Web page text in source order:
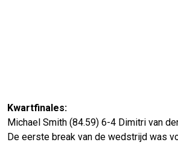
Kwartfinales:
Michael Smith (84.59) 6-4 Dimitri van
De eerste break van de wedstrijd was